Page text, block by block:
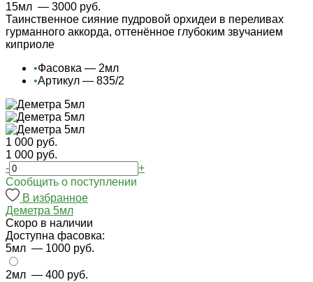
15мл — 3000 руб.
Таинственное сияние пудровой орхидеи в переливах
гурманного аккорда, оттенённое глубоким звучанием
киприоле
•Фасовка — 2мл
•Артикул — 835/2
1 000 руб.
1 000 руб.
-
+
Cообщить о поступлении
В избранное
Деметра 5мл
Cкоро в наличии
Доступна фасовка:
5мл — 1000 руб.
2мл — 400 руб.